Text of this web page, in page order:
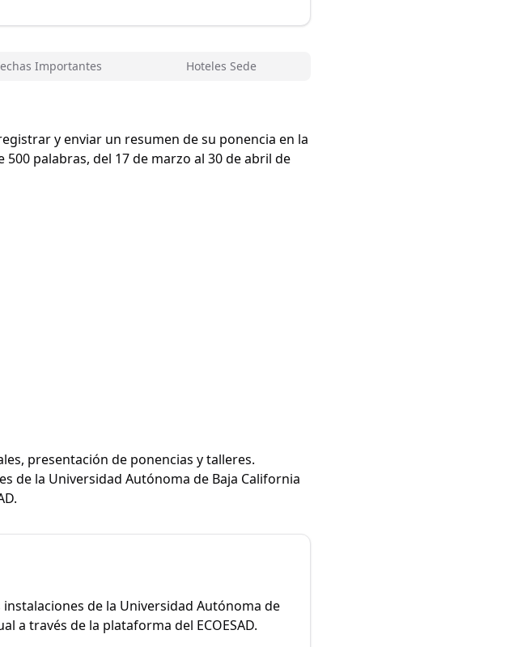
Importantes Hoteles Sede
y enviar un resumen de su ponencia en la
palabras, del 17 de marzo al 30 de abril de
presentación de ponencias y talleres.
de la Universidad Autónoma de Baja California
de la Universidad Autónoma de
a través de la plataforma del ECOESAD.